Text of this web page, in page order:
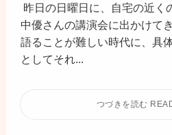
昨日の日曜日に、自宅の近く
中優さんの講演会に出かけて
語ることが難しい時代に、具
としてそれ...